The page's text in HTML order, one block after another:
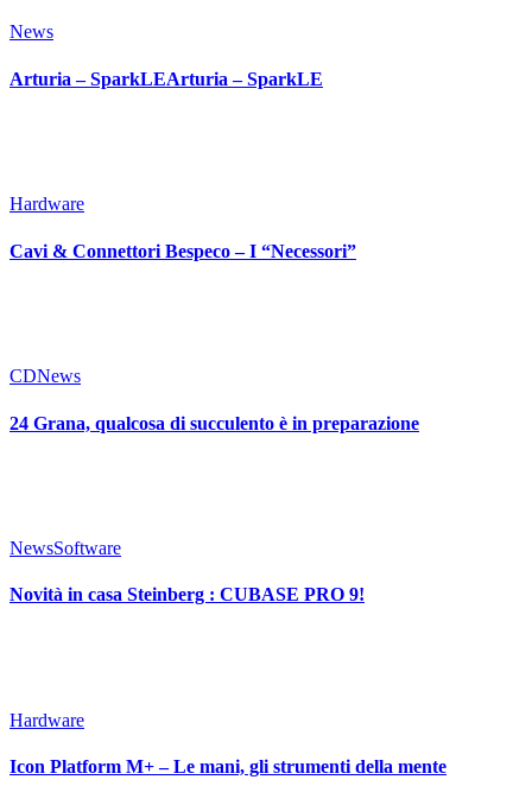
News
Arturia – SparkLEArturia – SparkLE
Hardware
Cavi & Connettori Bespeco – I “Necessori”
CDNews
24 Grana, qualcosa di succulento è in preparazione
NewsSoftware
Novità in casa Steinberg : CUBASE PRO 9!
Hardware
Icon Platform M+ – Le mani, gli strumenti della mente